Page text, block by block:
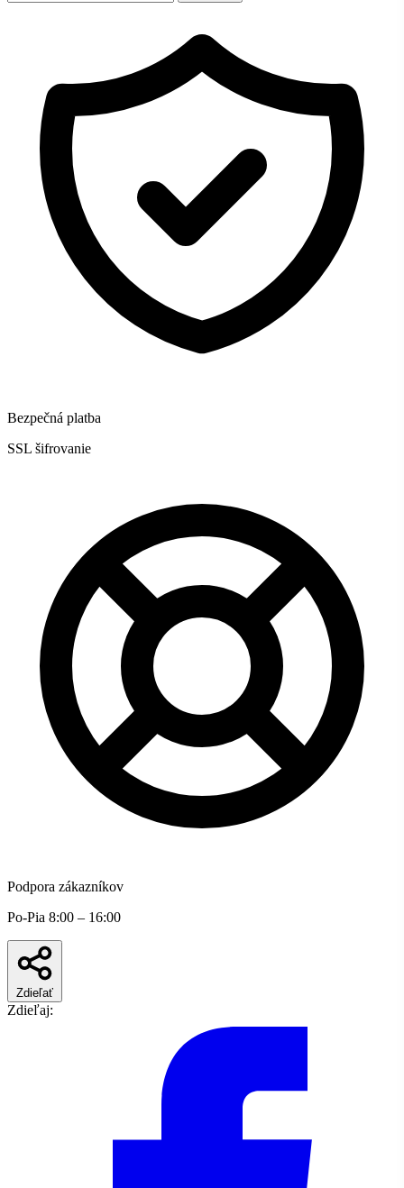
Bezpečná platba
SSL šifrovanie
Podpora zákazníkov
Po-Pia 8:00 – 16:00
Zdieľať
Zdieľaj: